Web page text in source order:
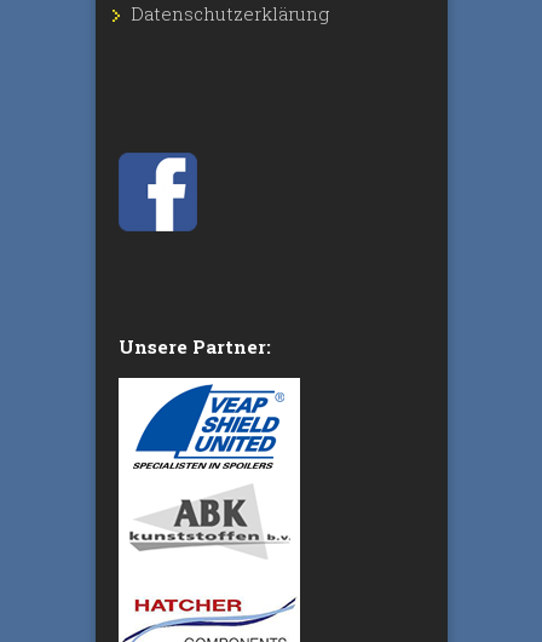
Datenschutz­erklärung
Unsere Partner: